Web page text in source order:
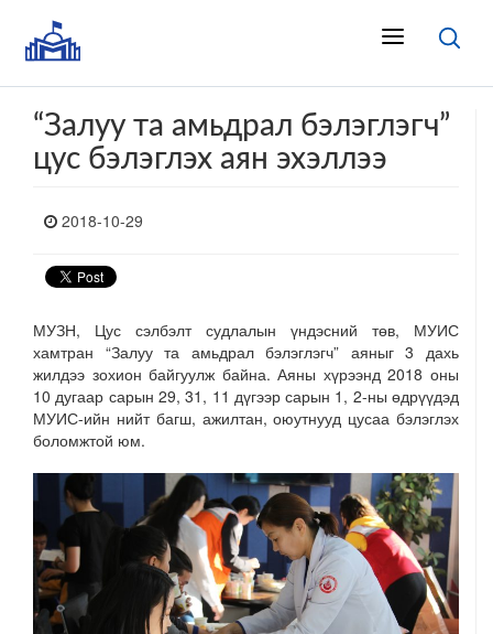
“Залуу та амьдрал бэлэглэгч”
цус бэлэглэх аян эхэллээ
2018-10-29
МУЗН, Цус сэлбэлт судлалын үндэсний төв, МУИС
хамтран “Залуу та амьдрал бэлэглэгч” аяныг 3 дахь
жилдээ зохион байгуулж байна. Аяны хүрээнд 2018 оны
10 дугаар сарын 29, 31, 11 дүгээр сарын 1, 2-ны өдрүүдэд
МУИС-ийн нийт багш, ажилтан, оюутнууд цусаа бэлэглэх
боломжтой юм.